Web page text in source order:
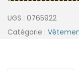
UGS : 0765922
Catégorie :